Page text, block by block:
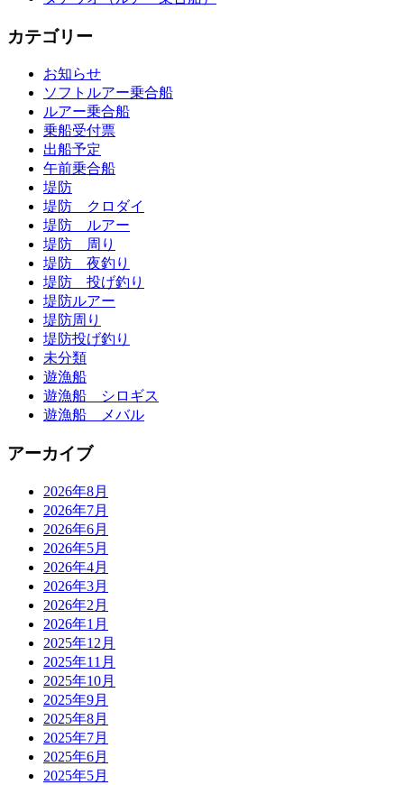
カテゴリー
お知らせ
ソフトルアー乗合船
ルアー乗合船
乗船受付票
出船予定
午前乗合船
堤防
堤防 クロダイ
堤防 ルアー
堤防 周り
堤防 夜釣り
堤防 投げ釣り
堤防ルアー
堤防周り
堤防投げ釣り
未分類
遊漁船
遊漁船 シロギス
遊漁船 メバル
アーカイブ
2026年8月
2026年7月
2026年6月
2026年5月
2026年4月
2026年3月
2026年2月
2026年1月
2025年12月
2025年11月
2025年10月
2025年9月
2025年8月
2025年7月
2025年6月
2025年5月